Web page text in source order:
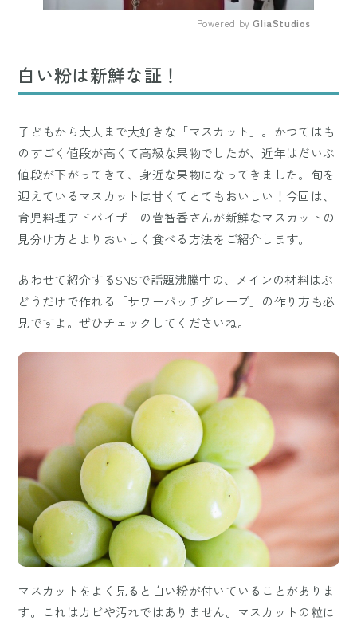
Powered by GliaStudios
白い粉は新鮮な証！
子どもから大人まで大好きな「マスカット」。かつてはも
のすごく値段が高くて高級な果物でしたが、近年はだいぶ
値段が下がってきて、身近な果物になってきました。旬を
迎えているマスカットは甘くてとてもおいしい！今回は、
育児料理アドバイザーの菅智香さんが新鮮なマスカットの
見分け方とよりおいしく食べる方法をご紹介します。
あわせて紹介するSNSで話題沸騰中の、メインの材料はぶ
どうだけで作れる「サワーパッチグレープ」の作り方も必
見ですよ。ぜひチェックしてくださいね。
マスカットをよく見ると白い粉が付いていることがありま
す。これはカビや汚れではありません。マスカットの粒に